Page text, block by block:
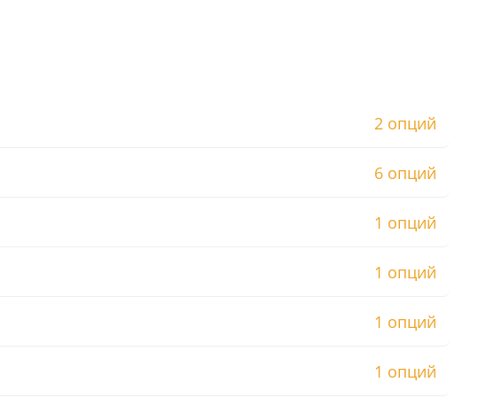
2 опций
6 опций
1 опций
1 опций
1 опций
1 опций